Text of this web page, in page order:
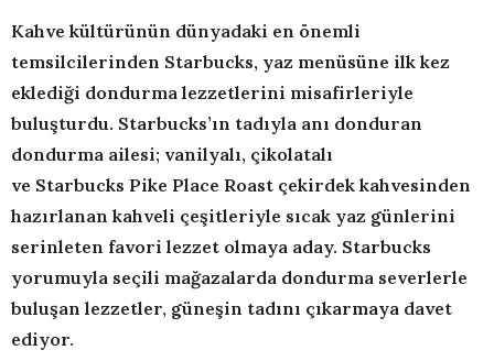
Kahve kültürünün dünyadaki en önemli
temsilcilerinden Starbucks, yaz menüsüne ilk kez
eklediği dondurma lezzetlerini misafirleriyle
buluşturdu. Starbucks’ın tadıyla anı donduran
dondurma ailesi; vanilyalı, çikolatalı
ve Starbucks Pike Place Roast çekirdek kahvesinden
hazırlanan kahveli çeşitleriyle sıcak yaz günlerini
serinleten favori lezzet olmaya aday. Starbucks
yorumuyla seçili mağazalarda dondurma severlerle
buluşan lezzetler, güneşin tadını çıkarmaya davet
ediyor.